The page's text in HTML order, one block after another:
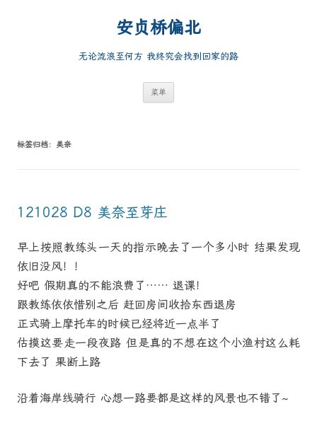
安贞桥偏北
无论流浪至何方 我终究会找到回家的路
菜单
标签归档： 美奈
121028 D8 美奈至芽庄
早上按照教练头一天的指示晚去了一个多小时 结果发现
依旧没风！！
好吧 假期真的不能浪费了…… 退课！
跟教练依依惜别之后 赶回房间收拾东西退房
正式骑上摩托车的时候已经将近一点半了
估摸这要走一段夜路 但是真的不想在这个小渔村这么耗
下去了 果断上路
沿着海岸线骑行 心想一路要都是这样的风景也不错了~